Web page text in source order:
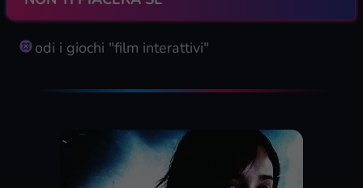
odi i giochi "film interattivi"